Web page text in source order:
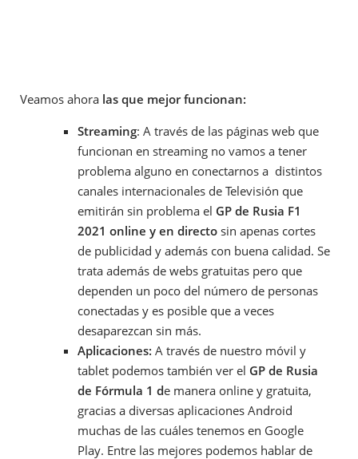
Veamos ahora las que mejor funcionan:
Streaming: A través de las páginas web que
funcionan en streaming no vamos a tener
problema alguno en conectarnos a distintos
canales internacionales de Televisión que
emitirán sin problema el GP de Rusia F1
2021 online y en directo sin apenas cortes
de publicidad y además con buena calidad. Se
trata además de webs gratuitas pero que
dependen un poco del número de personas
conectadas y es posible que a veces
desaparezcan sin más.
Aplicaciones: A través de nuestro móvil y
tablet podemos también ver el GP de Rusia
de Fórmula 1 de manera online y gratuita,
gracias a diversas aplicaciones Android
muchas de las cuáles tenemos en Google
Play. Entre las mejores podemos hablar de